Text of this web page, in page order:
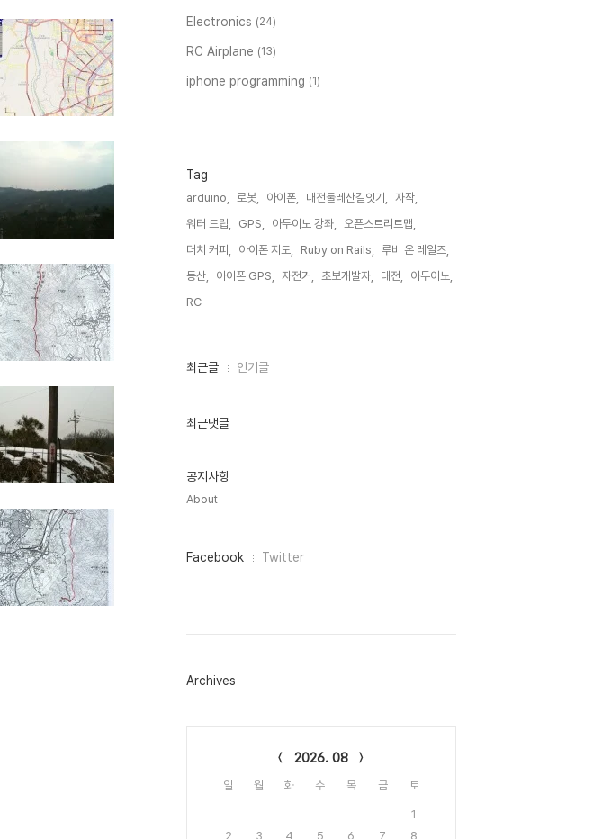
Electronics (24)
RC Airplane (13)
iphone programming (1)
Tag
arduino, 로봇, 아이폰, 대전둘레산길잇기,
자작,
워터 드립,
GPS, 아두이노 강좌,
오픈스트리트맵,
더치 커피,
아이폰 지도, Ruby on Rails,
루비 온 레일즈,
등산,
아이폰 GPS, 자전거, 초보개발자, 대전,
아두이노,
RC,
최
인
최근글 인기글
최근댓글
공지사항
About
페
그
Facebook Twitter
Archives
2026. 08
일 월 화 수 목 금 토
1
2
3 4 5 6 7
8